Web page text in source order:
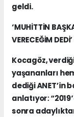
geldi.
‘MUHİTTİN
VERECEĞİM DEDİ’
Kocagöz,
yaşananları
dediği ANET’in
anlatıyor: “
sonra